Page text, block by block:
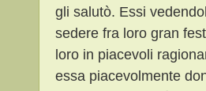
gli salutò. Essi
sedere fra loro gran
loro in piacevoli
essa piacevolmente